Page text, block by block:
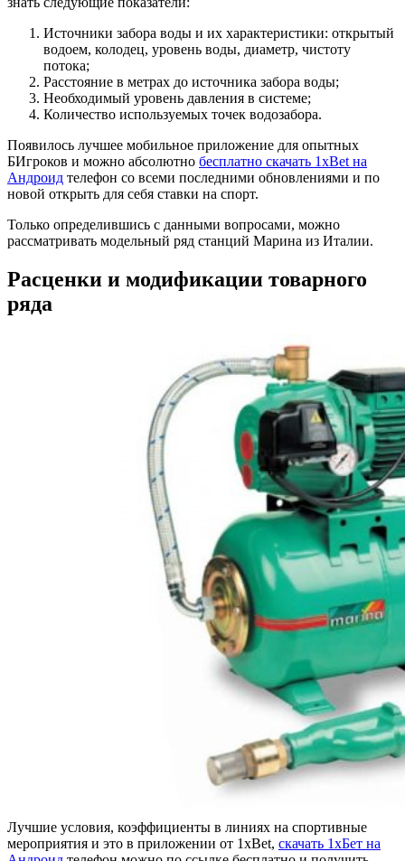
Источники забора воды и их характеристики: открытый
водоем, колодец, уровень воды, диаметр, чистоту
потока;
Расстояние в метрах до источника забора воды;
Необходимый уровень давления в системе;
Количество используемых точек водозабора.
Появилось лучшее мобильное приложение для опытных
БИгроков и можно абсолютно бесплатно скачать 1xBet на
Андроид телефон со всеми последними обновлениями и по
новой открыть для себя ставки на спорт.
Только определившись с данными вопросами, можно
рассматривать модельный ряд станций Марина из Италии.
Расценки и модификации товарного
ряда
Лучшие условия, коэффициенты в линиях на спортивные
мероприятия и это в приложении от 1xBet, скачать 1хБет на